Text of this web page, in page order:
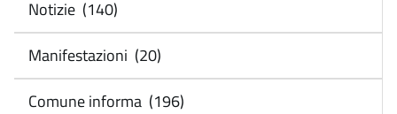
Notizie (140)
Manifestazioni (20)
Comune informa (196)